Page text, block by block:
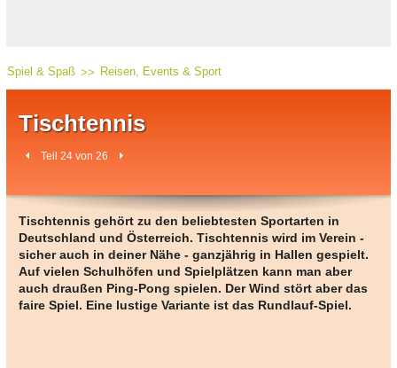
Spiel & Spaß Reisen, Events & Sport
Tischtennis
Teil 24 von 26
Tischtennis gehört zu den beliebtesten Sportarten in
Deutschland und Österreich. Tischtennis wird im Verein -
sicher auch in deiner Nähe - ganzjährig in Hallen gespielt.
Auf vielen Schulhöfen und Spielplätzen kann man aber
auch draußen Ping-Pong spielen. Der Wind stört aber das
faire Spiel. Eine lustige Variante ist das Rundlauf-Spiel.